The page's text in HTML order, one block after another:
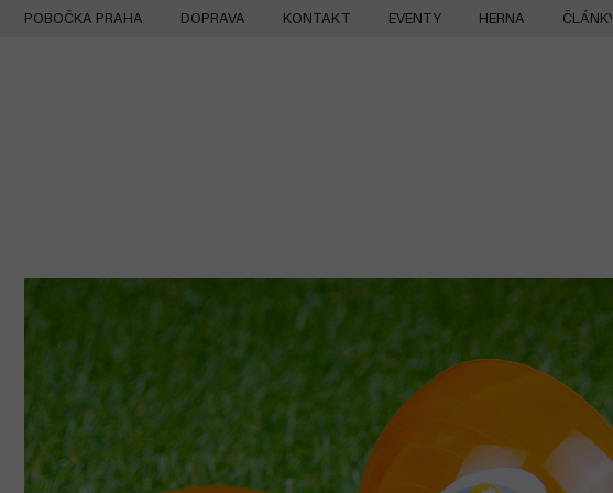
Přejít
POBOČKA PRAHA DOPRAVA KONTAKT EVENTY HERNA ČLÁNKY